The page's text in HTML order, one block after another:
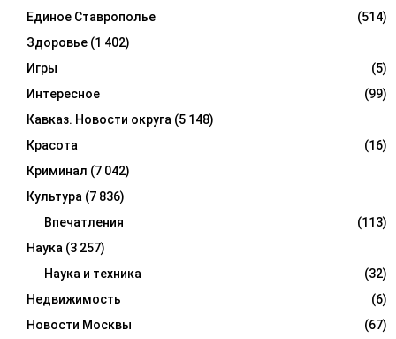
Единое Ставрополье
(514)
Здоровье (1 402)
Игры
(5)
Интересное
(99)
Кавказ. Новости округа (5 148)
Красота
(16)
Криминал (7 042)
Культура (7 836)
Впечатления
(113)
Наука (3 257)
Наука и техника
(32)
Недвижимость
(6)
Новости Москвы
(67)